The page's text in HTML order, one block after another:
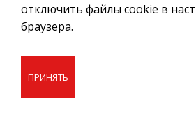
Административные регламенты
Исполнение Указов Президента РФ
отключить файлы cookie в
браузера.
ПРИНЯТЬ